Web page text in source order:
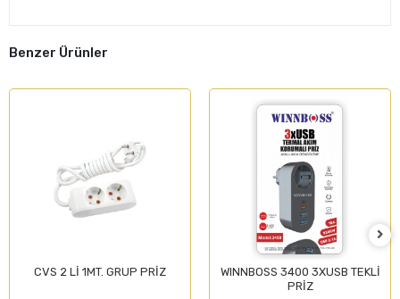
Benzer Ürünler
CVS 2 Lİ 1MT. GRUP PRİZ
WINNBOSS 3400 3XUSB TEKLİ
PRİZ